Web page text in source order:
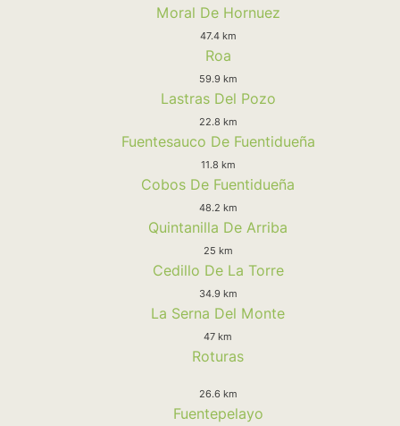
Moral De Hornuez
47.4 km
Roa
59.9 km
Lastras Del Pozo
22.8 km
Fuentesauco De Fuentidueña
11.8 km
Cobos De Fuentidueña
48.2 km
Quintanilla De Arriba
25 km
Cedillo De La Torre
34.9 km
La Serna Del Monte
47 km
Roturas
26.6 km
Fuentepelayo